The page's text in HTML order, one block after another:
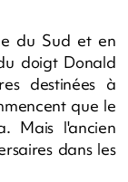
du Sud et en
doigt Donald
destinées à
que le
Mais l'ancien
dans les